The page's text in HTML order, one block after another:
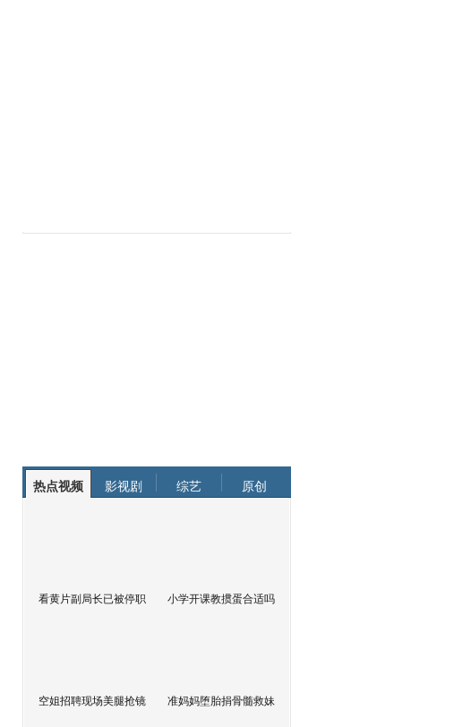
热点视频 影视剧 综艺 原创
看黄片副局长已被停职 小学开课教掼蛋合适吗
空姐招聘现场美腿抢镜 准妈妈堕胎捐骨髓救妹